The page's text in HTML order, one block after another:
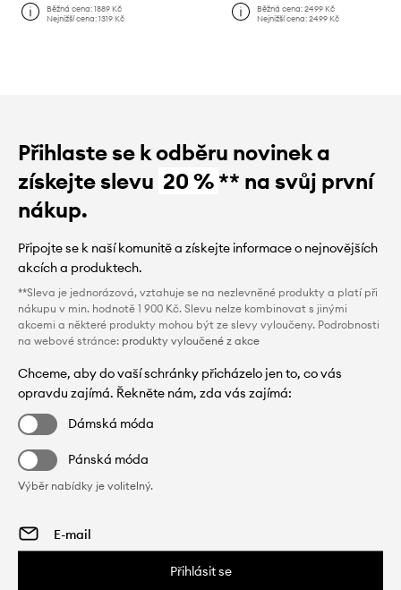
Běžná cena:1889 Kč
Nejnižší cena:1319 Kč
Běžná cena: 2499 Kč
Nejnižší cena: 2499 Kč
Přihlaste se k odběru novinek a
získejte slevu 20 %** na svůj první
nákup.
Připojte se k naší komunitě a získejte informace o nejnovějších
akcích a produktech.
**Sleva je jednorázová, vztahuje se na nezlevněné produkty a platí při
nákupu v min. hodnotě 1 900 Kč. Slevu nelze kombinovat s jinými
akcemi a některé produkty mohou být ze slevy vyloučeny. Podrobnosti
na webové stránce: produkty vyloučené z akce
Chceme, aby do vaší schránky přicházelo jen to, co vás
opravdu zajímá. Řekněte nám, zda vás zajímá:
Dámská móda
Pánská móda
Výběr nabídky je volitelný.
Přihlásit se